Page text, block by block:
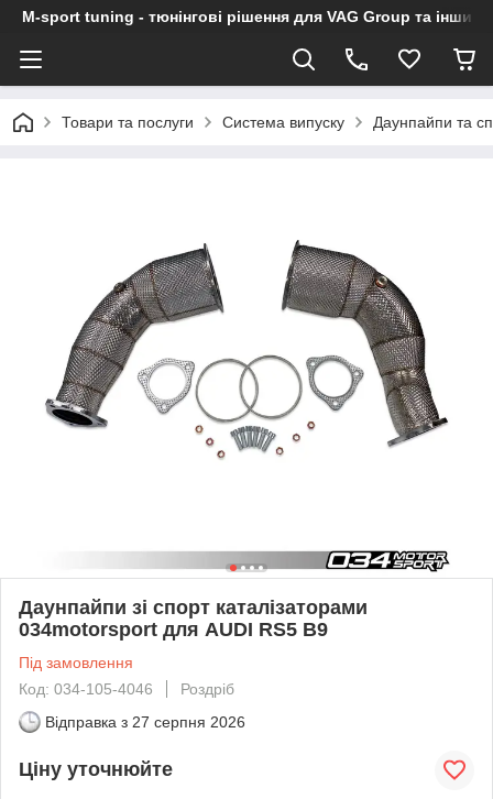
M-sport tuning - тюнінгові рішення для VAG Group та інших
Товари та послуги Система випуску Даунпайпи та
Даунпайпи зі спорт каталізаторами
034motorsport для AUDI RS5 B9
Під замовлення
Код: 034-105-4046
Роздріб
Відправка з 27 серпня 2026
Ціну уточнюйте